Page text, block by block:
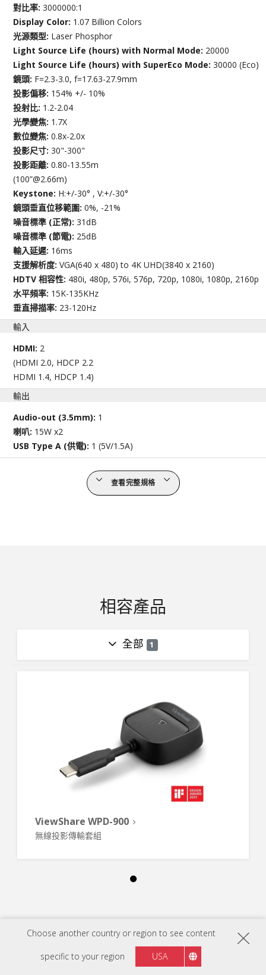
Choose another country or region to see content
specific to your region USA
對比率:3000000:1
Display Color: 1.07 Billion Colors
光源類型: Laser Phosphor
Light Source Life (hours) with Normal Mode: 20000
Light Source Life (hours) with SuperEco Mode:30000 (Eco)
鏡頭: F=2.3-3.0, f=17.63-27.9mm
投影偏移: 154% +/- 10%
投射比: 1.2-2.04
光學變焦: 1.7X
數位變焦:0.8x-2.0x
投影尺寸:30"-300"
投影距離:0.80-13.55m
(100”@2.66m)
Keystone: H:+/-30° , V:+/-30°
鏡頭垂直位移範圍:0%, -21%
噪音標準 (正常):31dB
噪音標準 (節電): 25dB
輸入延遲: 16ms
支援解析度:VGA(640 x 480) to 4K UHD(3840 x 2160)
HDTV 相容性: 480i, 480p, 576i, 576p, 720p, 1080i, 1080p, 2160p
水平頻率: 15K-135KHz
垂直掃描率: 23-120Hz
輸入
HDMI: 2
(HDMI 2.0, HDCP 2.2
HDMI 1.4, HDCP 1.4)
輸出
Audio-out (3.5mm): 1
喇叭: 15W x2
USB Type A (供電): 1 (5V/1.5A)
查看完整規格
相容產品
全部 1
ViewShare WPD-900
無線投影傳輸套組